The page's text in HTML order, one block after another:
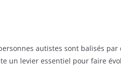
autistes sont balisés par
un levier essentiel pour faire